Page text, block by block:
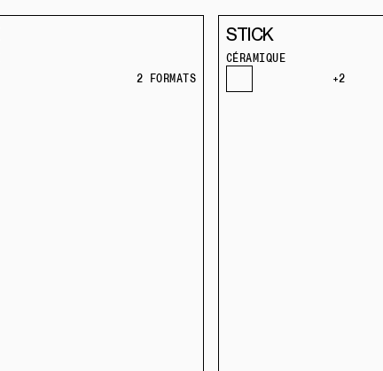
2 FORMATS
STICK
CÉRAMIQUE
+2